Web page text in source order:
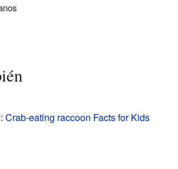
Crab-eating raccoon Facts for Kids